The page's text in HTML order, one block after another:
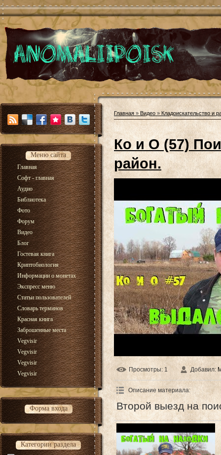
Меню сайта
Главная
Софт - главная
Аудио
Библиотека
Фото
Форум
Видео
Блог
Гостевая книга
Криптобиология
Информации о монетах
Экспресс меню
Статьи пользователей
Словарь терминов
Красная книга
Заброшенные места
Vegvisir
Vegvisir
Vegvisir
Vegvisir
Форма входа
Категории раздела
Главная » Видео » Кладоискательство и
Ко и О (57)
район.
Просмотры: 1 Добавил:
Описание материала:
Второй выезд на